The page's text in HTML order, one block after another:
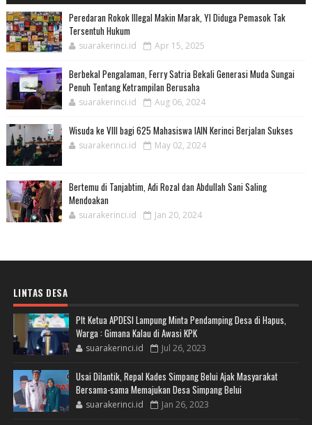
Peredaran Rokok Illegal Makin Marak, YI Diduga Pemasok Tak
Tersentuh Hukum
suarakerinci.id Apr 15, 2025
Berbekal Pengalaman, Ferry Satria Bekali Generasi Muda Sungai
Penuh Tentang Ketrampilan Berusaha
suarakerinci.id Aug 06, 2024
Wisuda ke VIII bagi 625 Mahasiswa IAIN Kerinci Berjalan Sukses
suarakerinci.id May 02, 2024
Bertemu di Tanjabtim, Adi Rozal dan Abdullah Sani Saling
Mendoakan
suarakerinci.id Jan 20, 2024
LINTAS DESA
Plt Ketua APDESI Lampung Minta Pendamping Desa di Hapus,
Warga : Gimana Kalau di Awasi KPK
suarakerinci.id Jul 26, 2023
Usai Dilantik, Repal Kades Simpang Belui Ajak Masyarakat
Bersama-sama Memajukan Desa Simpang Belui
suarakerinci.id Jan 26, 2023